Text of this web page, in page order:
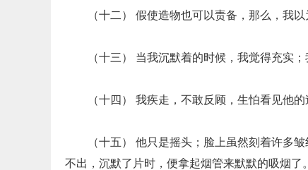
（十二） 假使造物也可以责备，那么，我
（十三） 当我沉默着的时候，我觉得充实
（十四） 我疾走，不敢反顾，生怕看见他的
（十五） 他只是摇头；脸上虽然刻着许多
不出，沉默了片时，便拿起烟管来默默的吸烟了。